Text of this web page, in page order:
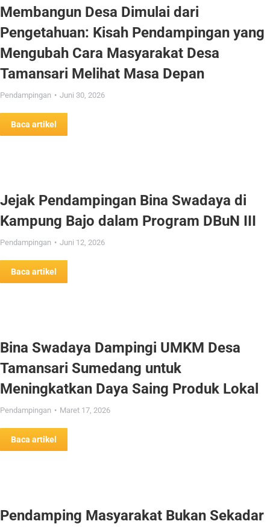
Membangun Desa Dimulai dari
Pengetahuan: Kisah Pendampingan yang
Mengubah Cara Masyarakat Desa
Tamansari Melihat Masa Depan
Pendampingan Juni 30, 2026
Baca artikel
Jejak Pendampingan Bina Swadaya di
Kampung Bajo dalam Program DBuN III
Pendampingan Juni 12, 2026
Baca artikel
Bina Swadaya Dampingi UMKM Desa
Tamansari Sumedang untuk
Meningkatkan Daya Saing Produk Lokal
Pendampingan Maret 17, 2026
Baca artikel
Pendamping Masyarakat Bukan Sekadar